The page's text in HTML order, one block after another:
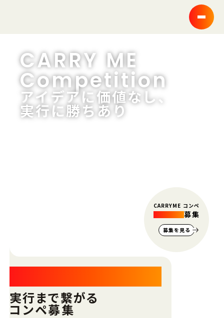
実行まで繋がる
コンペ募集
CARRY ME
Competition
アイデアに価値なし、
実行に勝ちあり
CARRYME コンペ
イチオシ募集
募集を見る